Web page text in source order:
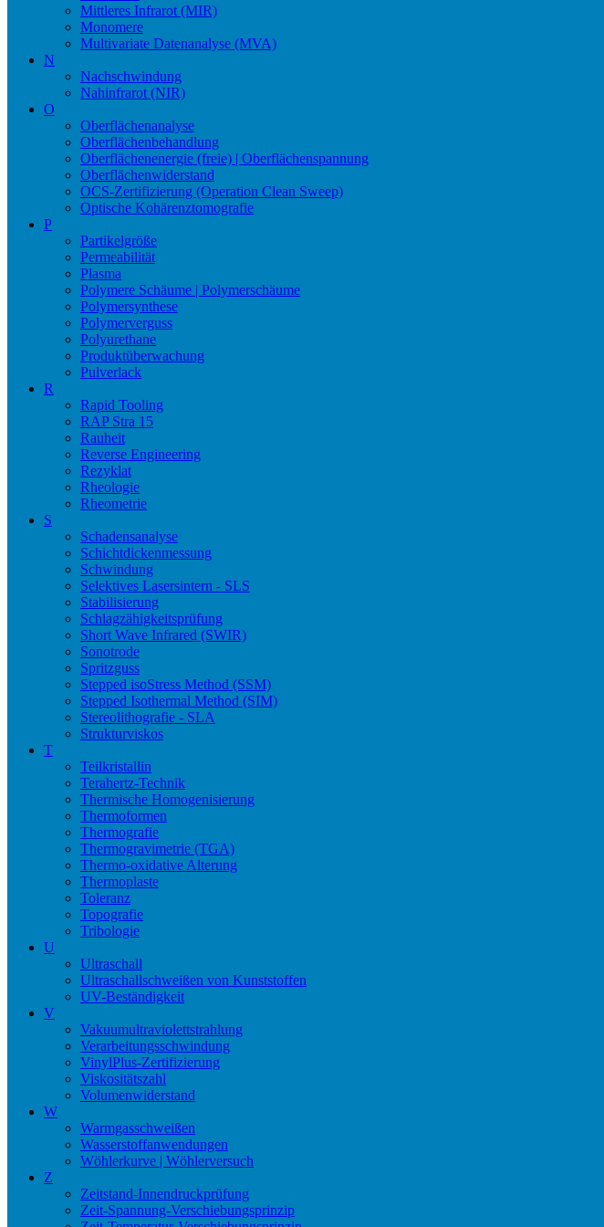
Mittleres Infrarot (MIR)
Monomere
Multivariate Datenanalyse (MVA)
N
Nachschwindung
Nahinfrarot (NIR)
O
Oberflächenanalyse
Oberflächenbehandlung
Oberflächenenergie (freie) | Oberflächenspannung
Oberflächenwiderstand
OCS-Zertifizierung (Operation Clean Sweep)
Optische Kohärenztomografie
P
Partikelgröße
Permeabilität
Plasma
Polymere Schäume | Polymerschäume
Polymersynthese
Polymerverguss
Polyurethane
Produktüberwachung
Pulverlack
R
Rapid Tooling
RAP Stra 15
Rauheit
Reverse Engineering
Rezyklat
Rheologie
Rheometrie
S
Schadensanalyse
Schichtdickenmessung
Schwindung
Selektives Lasersintern - SLS
Stabilisierung
Schlagzähigkeitsprüfung
Short Wave Infrared (SWIR)
Sonotrode
Spritzguss
Stepped isoStress Method (SSM)
Stepped Isothermal Method (SIM)
Stereolithografie - SLA
Strukturviskos
T
Teilkristallin
Terahertz-Technik
Thermische Homogenisierung
Thermoformen
Thermografie
Thermogravimetrie (TGA)
Thermo-oxidative Alterung
Thermoplaste
Toleranz
Topografie
Tribologie
U
Ultraschall
Ultraschallschweißen von Kunststoffen
UV-Beständigkeit
V
Vakuumultraviolettstrahlung
Verarbeitungsschwindung
VinylPlus-Zertifizierung
Viskositätszahl
Volumenwiderstand
W
Warmgasschweißen
Wasserstoffanwendungen
Wöhlerkurve | Wöhlerversuch
Z
Zeitstand-Innendruckprüfung
Zeit-Spannung-Verschiebungsprinzip